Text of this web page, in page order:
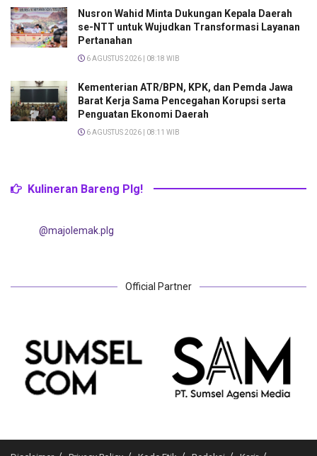
Nusron Wahid Minta Dukungan Kepala Daerah
se-NTT untuk Wujudkan Transformasi Layanan
Pertanahan
6 AGUSTUS 2026 | 08:18 WIB
Kementerian ATR/BPN, KPK, dan Pemda Jawa
Barat Kerja Sama Pencegahan Korupsi serta
Penguatan Ekonomi Daerah
6 AGUSTUS 2026 | 08:11 WIB
Kulineran Bareng Plg!
@majolemak.plg
Official Partner